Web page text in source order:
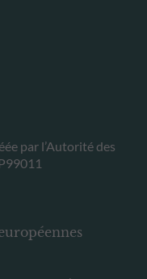
par l’Autorité des